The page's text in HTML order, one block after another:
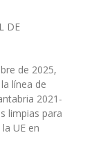
DE
de 2025,
línea de
2021-
limpias para
UE en